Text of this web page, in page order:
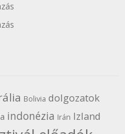
Bolivia dolgozatok
indonézia Irán Izland